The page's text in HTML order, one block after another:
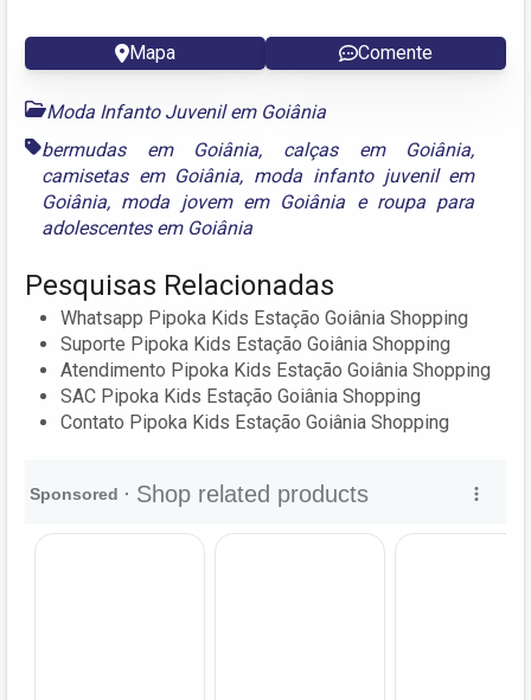
Mapa Comente
Moda Infanto Juvenil em Goiânia
bermudas em Goiânia, calças em Goiânia,
camisetas em Goiânia, moda infanto juvenil em
Goiânia, moda jovem em Goiânia e roupa para
adolescentes em Goiânia
Pesquisas Relacionadas
Whatsapp Pipoka Kids Estação Goiânia Shopping
Suporte Pipoka Kids Estação Goiânia Shopping
Atendimento Pipoka Kids Estação Goiânia Shopping
SAC Pipoka Kids Estação Goiânia Shopping
Contato Pipoka Kids Estação Goiânia Shopping